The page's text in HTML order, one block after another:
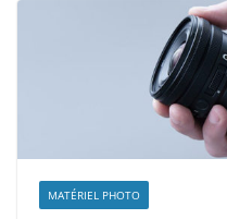
MATÉRIEL PHOTO